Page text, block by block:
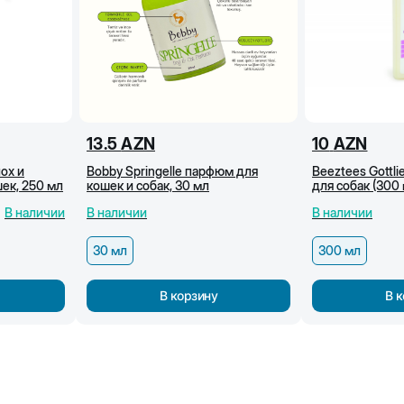
и
250 мл
В наличии
13.5 AZN
Bobby Springelle парфюм для
кошек и собак, 30 мл
В наличии
30 мл
В корзину
10 AZN
Beeztees
для собак (300
В наличии
300 мл
В